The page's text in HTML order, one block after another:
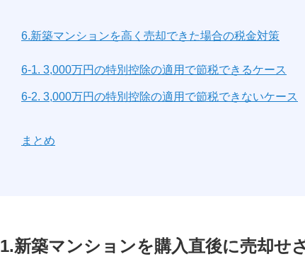
6.新築マンションを高く売却できた場合の税金対策
6-1. 3,000万円の特別控除の適用で節税できるケース
6-2. 3,000万円の特別控除の適用で節税できないケース
まとめ
1.新築マンションを購入直後に売却せ